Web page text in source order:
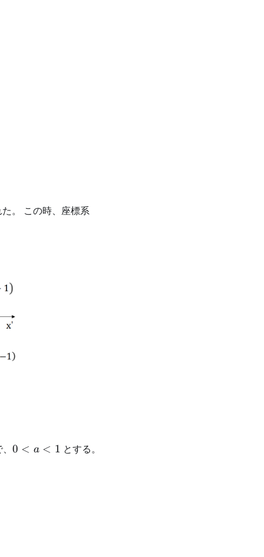
2 & 1 \\ 2 & 5 & 6 \\ 1 & 3 & 4\\ \end{pmatrix}
。 この時、座標系
、
0<a<1
0 < a < 1 とする。